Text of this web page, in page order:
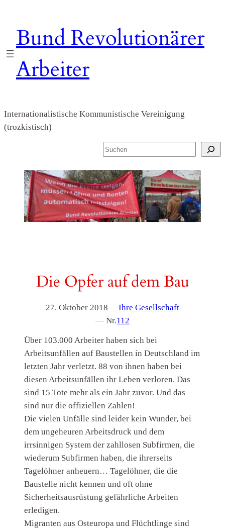
springen
Bund Revolutionärer
Arbeiter
Internationalistische Kommunistische Vereinigung
(trozkistisch)
S
c
h
e
n
Die Opfer auf dem Bau
27. Oktober 2018— Ihre Gesellschaft
— Nr.112
Über 103.000 Arbeiter haben sich bei
Arbeitsunfällen auf Baustellen in Deutschland im
letzten Jahr verletzt. 88 von ihnen haben bei
diesen Arbeitsunfällen ihr Leben verloren. Das
sind 15 Tote mehr als ein Jahr zuvor. Und das
sind nur die offiziellen Zahlen!
Die vielen Unfälle sind leider kein Wunder, bei
dem ungeheuren Arbeitsdruck und dem
irrsinnigen System der zahllosen Subfirmen, die
wiederum Subfirmen haben, die ihrerseits
Tagelöhner anheuern… Tagelöhner, die die
Baustelle nicht kennen und oft ohne
Sicherheitsausrüstung gefährliche Arbeiten
erledigen.
Migranten aus Osteuropa und Flüchtlinge sind